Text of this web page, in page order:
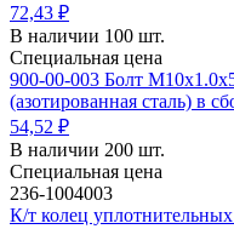
72,43 ₽
В наличии 100 шт.
Специальная цена
900-00-003 Болт
(азотированная сталь) в
54,52 ₽
В наличии 200 шт.
Специальная цена
236-1004003
К/т колец